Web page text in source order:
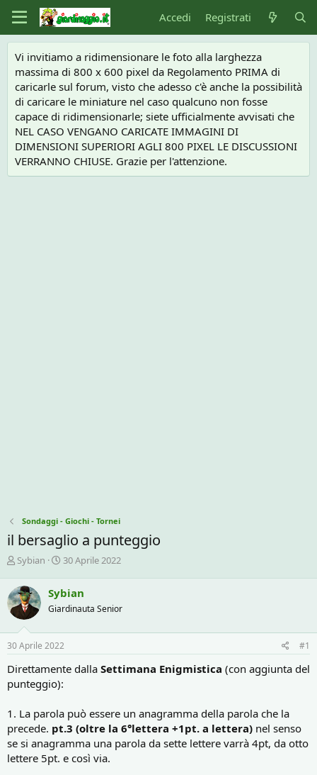
Accedi Registrati
Vi invitiamo a ridimensionare le foto alla larghezza
massima di 800 x 600 pixel da Regolamento PRIMA di
caricarle sul forum, visto che adesso c'è anche la possibilità
di caricare le miniature nel caso qualcuno non fosse
capace di ridimensionarle; siete ufficialmente avvisati che
NEL CASO VENGANO CARICATE IMMAGINI DI
DIMENSIONI SUPERIORI AGLI 800 PIXEL LE DISCUSSIONI
VERRANNO CHIUSE. Grazie per l'attenzione.
Sondaggi - Giochi - Tornei
il bersaglio a punteggio
C
e
a
t
o
r
e
i
s
u
s
i
o
Sybian
D
a
d
i
n
z
i
30 Aprile 2022
Sybian
Giardinauta Senior
30 Aprile 2022 #1
Direttamente dalla Settimana Enigmistica (con aggiunta del
punteggio):
1. La parola può essere un anagramma della parola che la
precede. pt.3 (oltre la 6°lettera +1pt. a lettera) nel senso
se si anagramma una parola da sette lettere varrà 4pt, da otto
lettere 5pt. e così via.